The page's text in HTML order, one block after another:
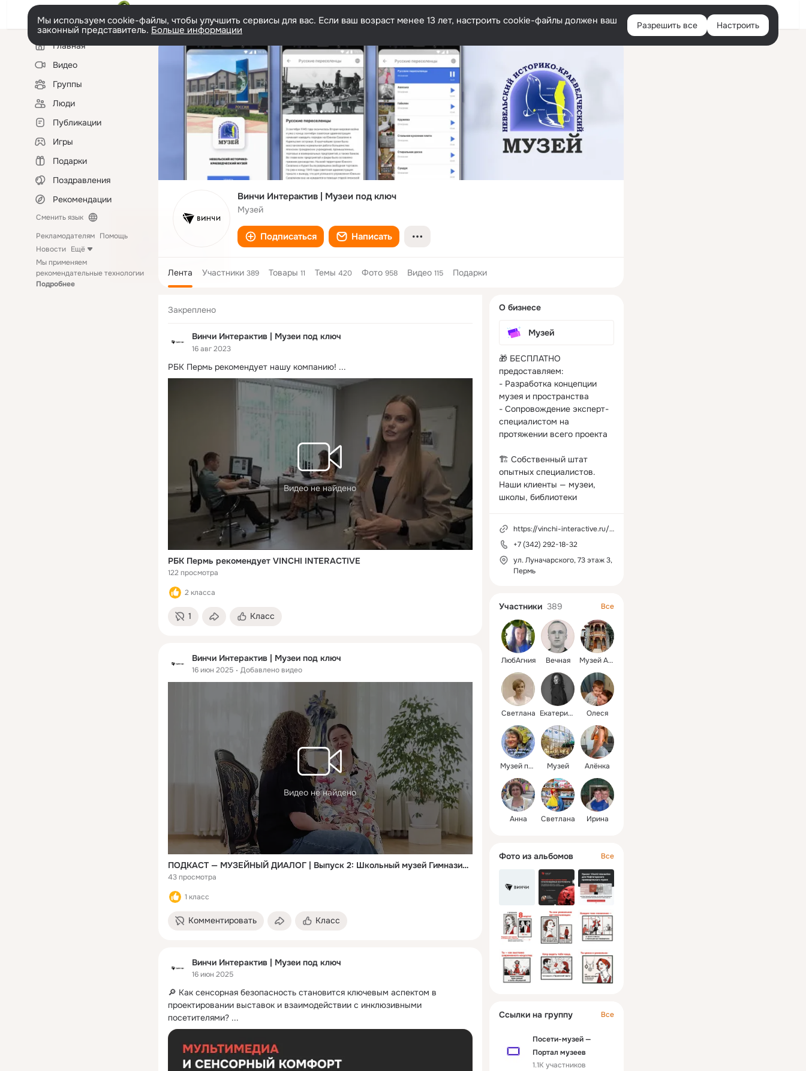
Войти
Мы используем cookie-файлы, чтобы улучшить сервисы для вас. Если ваш возраст менее 13 лет, настроить cookie-файлы должен ваш
законный представитель. Больше информации Разрешить все Настроить
Левая
колонкаГлавная
Видео
Группы
Люди
Публикации
Игры
Подарки
Поздравления
Рекомендации
Сменить язык
Рекламодателям Помощь
Новости Ещё
Мы применяем
рекомендательные технологии
Подробнее
Винчи Интерактив | Музеи под ключ
Музей
Подписаться Написать
Лента Участники 389 Товары 11 Темы 420 Фото 958 Видео 115 Подарки
Закреплено
Винчи Интерактив | Музеи под ключ
16 авг 2023
РБК Пермь рекомендует нашу компанию! ...
Видео не найдено
РБК Пермь рекомендует VINCHI INTERACTIVE
122 просмотра
2 класса
1 Класс
Винчи Интерактив | Музеи под ключ
16 июн 2025 Добавлено видео
Видео не найдено
ПОДКАСТ — МУЗЕЙНЫЙ ДИАЛОГ | Выпуск 2: Школьный музей Гимназии № 11 имени Дягилева
43 просмотра
1 класс
Комментировать Класс
Винчи Интерактив | Музеи под ключ
16 июн 2025
🔎 Как сенсорная безопасность становится ключевым аспектом в
проектировании выставок и взаимодействии с инклюзивными
посетителями? ...
колонка
О бизнесе
Музей
🎁 БЕСПЛАТНО
предоставляем:
- Разработка концепции
музея и пространства
- Сопровождение эксперт-
специалистом на
протяжении всего проекта
🏗️ Собственный штат
опытных специалистов.
Наши клиенты — музеи,
школы, библиотеки
https://vinchi-interactive.ru/?utm_source=ok
+7 (342) 292-18-32
ул. Луначарского, 73 этаж 3,
Пермь
Участники 389 Все
ЛюбАгния Вечная Музей Амет-Хана
Светлана Екатерина Олеся
Музей пчел Музей Алёнка
Анна Светлана Ирина
Фото из альбомов Все
Ссылки на группу Все
Посети-музей —
Портал музеев
1.1K участников